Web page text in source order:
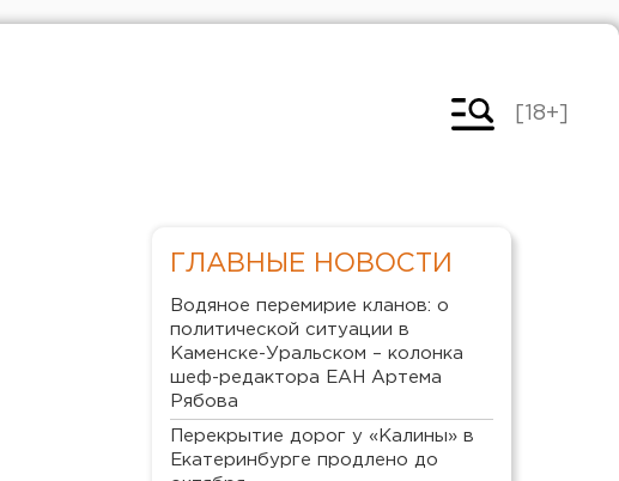
[18+]
ГЛАВНЫЕ НОВОСТИ
Водяное перемирие кланов: о
политической ситуации в
Каменске-Уральском – колонка
шеф-редактора ЕАН Артема
Рябова
Перекрытие дорог у «Калины» в
Екатеринбурге продлено до